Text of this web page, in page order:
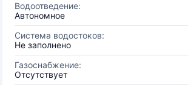
Водоотведение:
Автономное
Система водостоков:
Не заполнено
Газоснабжение:
Отсутствует